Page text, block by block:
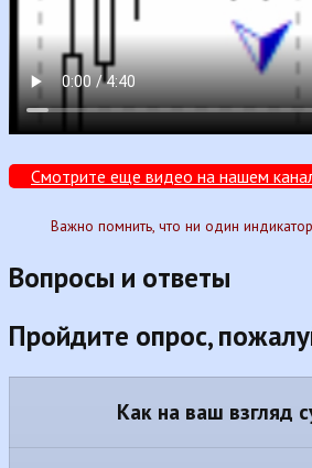
Смотрите еще видео на нашем
Важно помнить, что ни один
Вопросы и ответы
Пройдите опрос,
Как на ваш взгляд